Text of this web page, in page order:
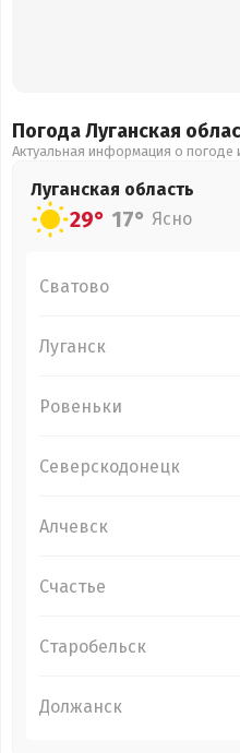
Погода Луганская
Актуальная информация о погоде
Луганская область
29° 17° Ясно
Сватово
Луганск
Ровеньки
Северскодонецк
Алчевск
Счастье
Старобельск
Должанск